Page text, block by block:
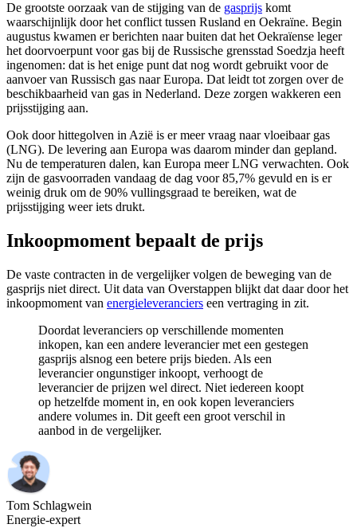
De grootste oorzaak van de stijging van de gasprijs komt
waarschijnlijk door het conflict tussen Rusland en Oekraïne. Begin
augustus kwamen er berichten naar buiten dat het Oekraïense leger
het doorvoerpunt voor gas bij de Russische grensstad Soedzja heeft
ingenomen: dat is het enige punt dat nog wordt gebruikt voor de
aanvoer van Russisch gas naar Europa. Dat leidt tot zorgen over de
beschikbaarheid van gas in Nederland. Deze zorgen wakkeren een
prijsstijging aan.
Ook door hittegolven in Azië is er meer vraag naar vloeibaar gas
(LNG). De levering aan Europa was daarom minder dan gepland.
Nu de temperaturen dalen, kan Europa meer LNG verwachten. Ook
zijn de gasvoorraden vandaag de dag voor 85,7% gevuld en is er
weinig druk om de 90% vullingsgraad te bereiken, wat de
prijsstijging weer iets drukt.
Inkoopmoment bepaalt de prijs
De vaste contracten in de vergelijker volgen de beweging van de
gasprijs niet direct. Uit data van Overstappen blijkt dat daar door het
inkoopmoment van energieleveranciers een vertraging in zit.
Doordat leveranciers op verschillende momenten
inkopen, kan een andere leverancier met een gestegen
gasprijs alsnog een betere prijs bieden. Als een
leverancier ongunstiger inkoopt, verhoogt de
leverancier de prijzen wel direct. Niet iedereen koopt
op hetzelfde moment in, en ook kopen leveranciers
andere volumes in. Dit geeft een groot verschil in
aanbod in de vergelijker.
Tom Schlagwein
Energie-expert